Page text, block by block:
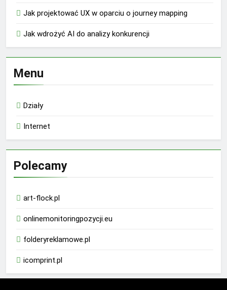
Jak projektować UX w oparciu o journey mapping
Jak wdrożyć AI do analizy konkurencji
Menu
Działy
Internet
Polecamy
art-flock.pl
onlinemonitoringpozycji.eu
folderyreklamowe.pl
icomprint.pl